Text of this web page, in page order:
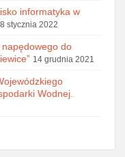
informatyka w
stycznia 2022
do
14 grudnia 2021
Wodnej.